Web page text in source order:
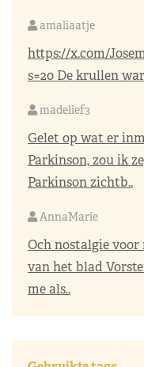
amaliaatje
https://x.com/
s=20 De krullen
madelief3
Gelet op wat er
Parkinson, zou ik
Parkinson zichtb..
AnnaMarie
Och nostalgie
van het blad
me als..